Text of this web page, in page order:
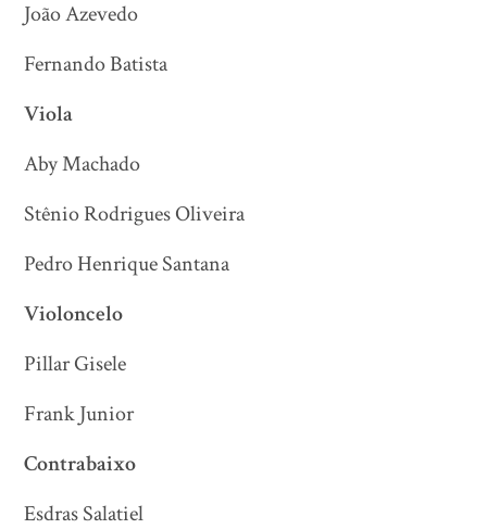
João Azevedo
Fernando Batista
Viola
Aby Machado
Stênio Rodrigues Oliveira
Pedro Henrique Santana
Violoncelo
Pillar Gisele
Frank Junior
Contrabaixo
Esdras Salatiel